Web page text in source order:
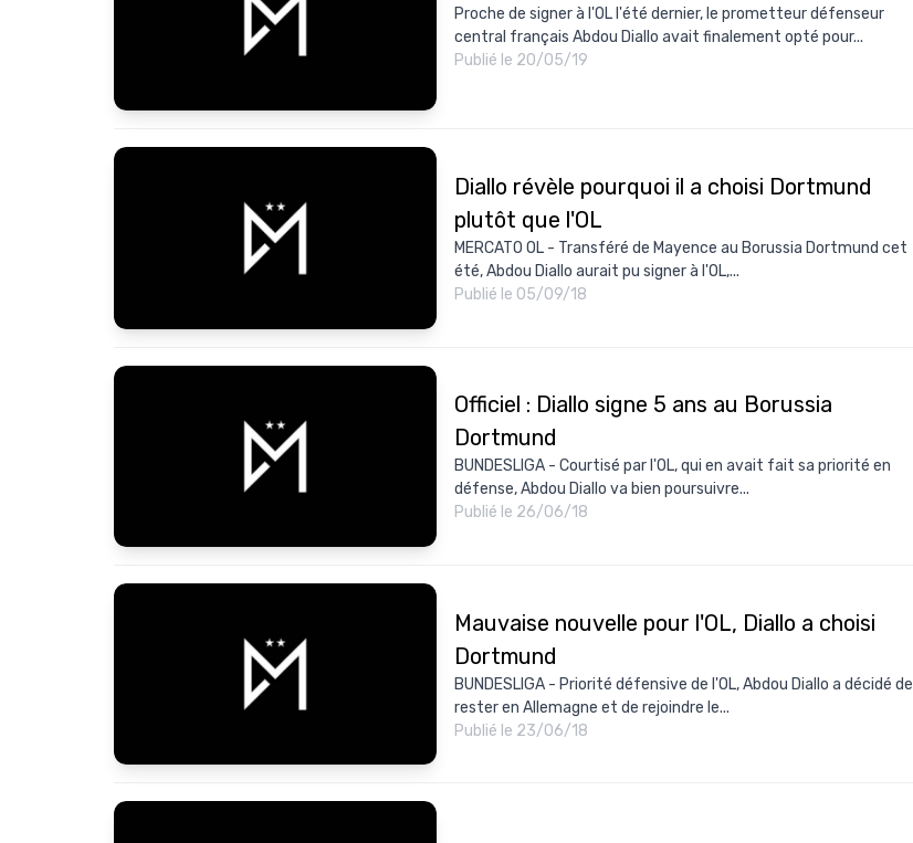
Proche de signer à l'OL l'été dernier, le prometteur défenseur
central français Abdou Diallo avait finalement opté pour...
Publié le 20/05/19
Diallo révèle pourquoi il a choisi Dortmund
plutôt que l'OL
MERCATO OL - Transféré de Mayence au Borussia Dortmund cet
été, Abdou Diallo aurait pu signer à l'OL,...
Publié le 05/09/18
Officiel : Diallo signe 5 ans au Borussia
Dortmund
BUNDESLIGA - Courtisé par l'OL, qui en avait fait sa priorité en
défense, Abdou Diallo va bien poursuivre...
Publié le 26/06/18
Mauvaise nouvelle pour l'OL, Diallo a choisi
Dortmund
BUNDESLIGA - Priorité défensive de l'OL, Abdou Diallo a décidé de
rester en Allemagne et de rejoindre le...
Publié le 23/06/18